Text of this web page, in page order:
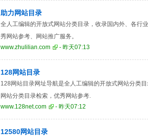
助力网站目录
全人工编辑的开放式网站分类目录，收录国内外、各行
秀网站参考、网站推广服务。
www.zhulilian.com
- 昨天07:13
128网站目录
128网站目录网址导航是全人工编辑的开放式网站分类
网站分类目录检索，优秀网站参考.
www.128net.com
- 昨天07:12
12580网站目录